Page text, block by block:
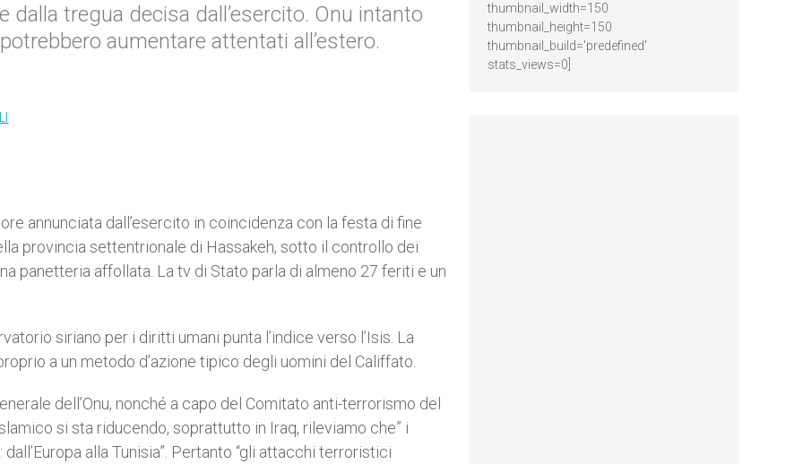
dalla tregua decisa dall’esercito. Onu intanto
aumentare attentati all’estero.
annunciata dall’esercito in coincidenza con la festa di fine
provincia settentrionale di Hassakeh, sotto il controllo dei
panetteria affollata. La tv di Stato parla di almeno 27 feriti e un
siriano per i diritti umani punta l’indice verso l’Isis. La
a un metodo d’azione tipico degli uomini del Califfato.
dell’Onu, nonché a capo del Comitato anti-terrorismo del
si sta riducendo, soprattutto in Iraq, rileviamo che” i
alla Tunisia”. Pertanto “gli attacchi terroristici
thumbnail_width=150
thumbnail_height=150
thumbnail_build='predefined'
stats_views=0]